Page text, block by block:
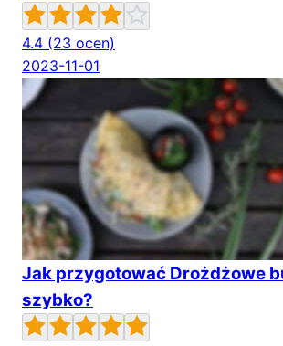
4.4 (23 ocen)
2023-11-01
Jak przygotować Drożdżowe
szybko?